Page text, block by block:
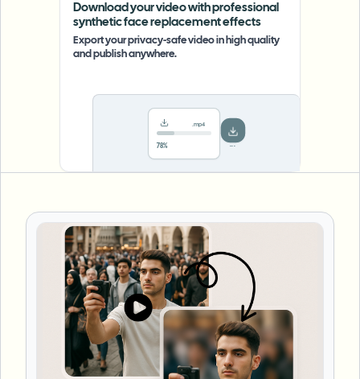
Download your video with professional
synthetic face replacement effects
Export your privacy-safe video in high quality
and publish anywhere.
.mp4
Saved! Done